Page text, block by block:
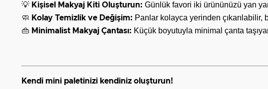
💡 Kişisel Makyaj Kiti Oluşturun: Günlük favori iki ürününüzü yan
🧼 Kolay Temizlik ve Değişim: Panlar kolayca yerinden
👜 Minimalist Makyaj Çantası: Küçük boyutuyla minimal çanta
Kendi mini paletinizi kendiniz oluşturun!